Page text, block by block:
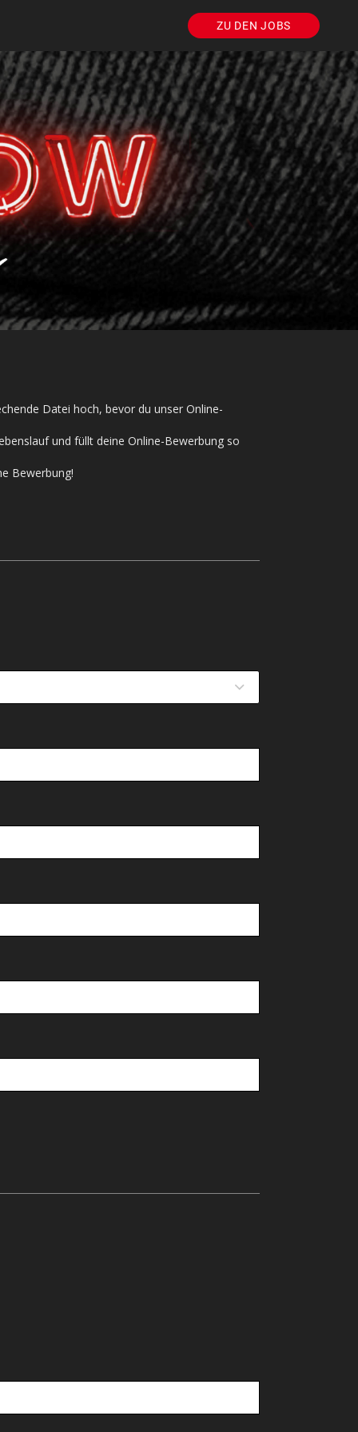
ZU DEN JOBS
Datei hoch, bevor du unser Online-
und füllt deine Online-Bewerbung so
Bewerbung!